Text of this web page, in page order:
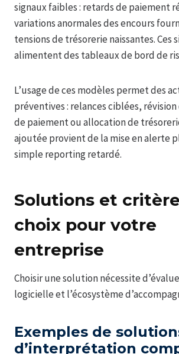
signaux faibles : retards de paiement
variations anormales des encours
tensions de trésorerie naissantes. Ces
alimentent des tableaux de bord de
L’usage de ces modèles permet des
préventives : relances ciblées,
de paiement ou allocation de
ajoutée provient de la mise en alerte
simple reporting retardé.
Solutions et
choix pour votre
entreprise
Choisir une solution nécessite
logicielle et l’écosystème
Exemples de
d’interprétation